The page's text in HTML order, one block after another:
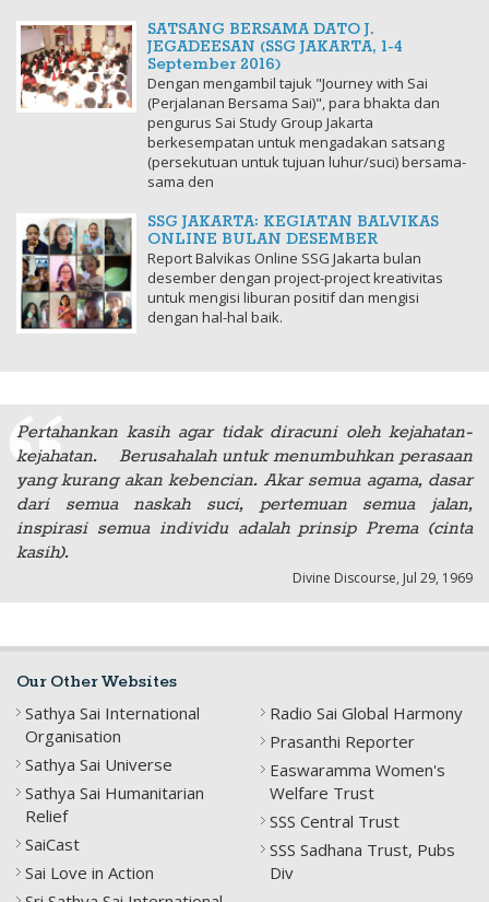
SATSANG BERSAMA DATO J.
JEGADEESAN (SSG JAKARTA, 1-4
September 2016)
Dengan mengambil tajuk "Journey with Sai
(Perjalanan Bersama Sai)", para bhakta dan
pengurus Sai Study Group Jakarta
berkesempatan untuk mengadakan satsang
(persekutuan untuk tujuan luhur/suci) bersama-
sama den
SSG JAKARTA: KEGIATAN BALVIKAS
ONLINE BULAN DESEMBER
Report Balvikas Online SSG Jakarta bulan
desember dengan project-project kreativitas
untuk mengisi liburan positif dan mengisi
dengan hal-hal baik.
Pertahankan kasih agar tidak diracuni oleh kejahatan-
kejahatan. Berusahalah untuk menumbuhkan perasaan
yang kurang akan kebencian. Akar semua agama, dasar
dari semua naskah suci, pertemuan semua jalan,
inspirasi semua individu adalah prinsip Prema (cinta
kasih).
Divine Discourse, Jul 29, 1969
Our Other Websites
Sathya Sai International
Organisation
Sathya Sai Universe
Sathya Sai Humanitarian
Relief
SaiCast
Sai Love in Action
Radio Sai Global Harmony
Prasanthi Reporter
Easwaramma Women's
Welfare Trust
SSS Central Trust
SSS Sadhana Trust, Pubs
Div